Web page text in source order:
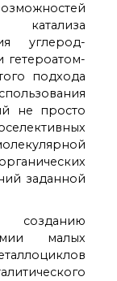
углерод-
гетероатом-
подхода
не просто
заданной
малых